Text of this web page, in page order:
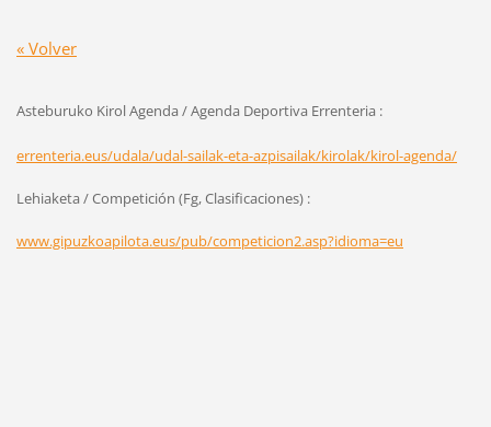
« Volver
Asteburuko Kirol Agenda / Agenda Deportiva Errenteria :
errenteria.eus/udala/udal-sailak-eta-azpisailak/kirolak/kirol-agenda/
Lehiaketa / Competición (Fg, Clasificaciones) :
www.gipuzkoapilota.eus/pub/competicion2.asp?idioma=eu